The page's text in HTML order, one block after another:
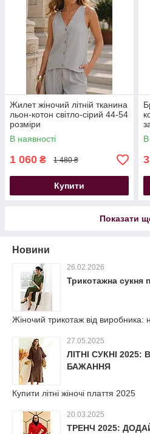
Жилет жіночий літній тканина
льон-котон світло-сірий 44-54
розміри
В наявності
1 060 ₴ 1 480 ₴
Купити
В
Показати
Новини
26.02.2026
Трикотажна сукня
Жіночий трикотаж від виробника:
27.05.2025
ЛІТНІ СУКНІ 2025:
БАЖАННЯ
Купити літні жіночі плаття 2025
20.03.2025
ТРЕНЧ 2025: